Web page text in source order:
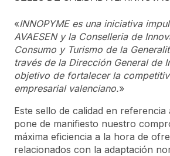
«INNOPYME es una iniciativa
AVAESEN y la Conselleria de
Consumo y Turismo de la
través de la Dirección General de
objetivo de fortalecer la
empresarial valenciano.»
Este sello de calidad en
pone de manifiesto nuestro
máxima eficiencia a la hora de
relacionados con la adaptación